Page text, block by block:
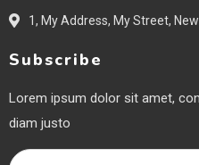
1, My Address, My Street, New
Subscribe
Lorem ipsum dolor sit amet,
diam justo